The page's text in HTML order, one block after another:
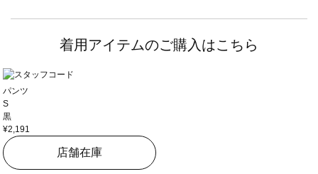
着用アイテムのご購入はこちら
パンツ
S
黒
¥2,191
店舗在庫